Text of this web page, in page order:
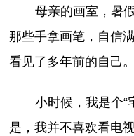
母亲的画室，暑
那些手拿画笔，自信
看见了多年前的自己。
小时候，我是个“
是，我并不喜欢看电视